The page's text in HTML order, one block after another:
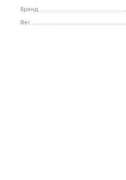
Бренд
Вес